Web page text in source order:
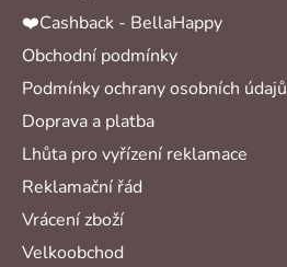
❤️Cashback - BellaHappy
Obchodní podmínky
Podmínky ochrany osobních údajů
Doprava a platba
Lhůta pro vyřízení reklamace
Reklamační řád
Vrácení zboží
Velkoobchod